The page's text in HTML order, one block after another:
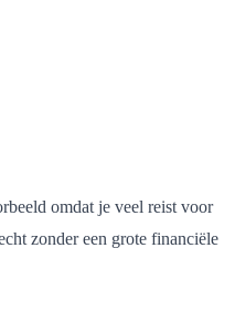
omdat je veel reist voor
zonder een grote financiële